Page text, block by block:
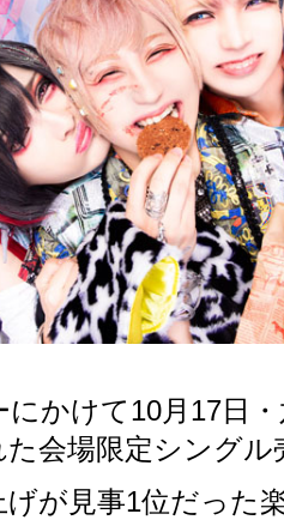
かけて10月17日
会場限定シングル
が見事1位だった